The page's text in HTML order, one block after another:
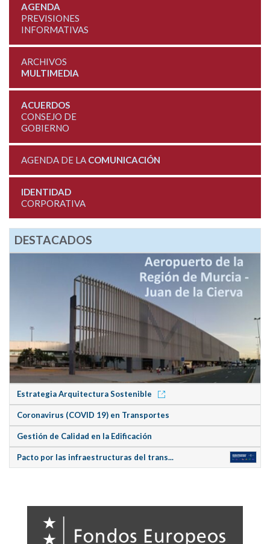
AGENDA
PREVISIONES
INFORMATIVAS
ARCHIVOS
MULTIMEDIA
ACUERDOS
CONSEJO DE
GOBIERNO
AGENDA DE LA COMUNICACIÓN
IDENTIDAD
CORPORATIVA
DESTACADOS
Estrategia Arquitectura Sostenible
Coronavirus (COVID 19) en Transportes
Gestión de Calidad en la Edificación
Pacto por las infraestructuras del trans...